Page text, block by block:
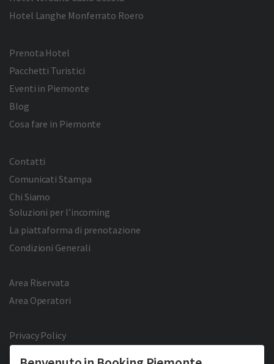
Hotel Langhe Monferrato Roero
Prenota Hotel
Pacchetti Turistici
Eventi in Piemonte
Blog
Cosa fare in Piemonte
Contatti
Comunicati Stampa
Chi Siamo
Soluzioni per l’incoming
La piattaforma di prenotazione
Condizioni Generali
Area Riservata
Area Operatori
Privacy Policy